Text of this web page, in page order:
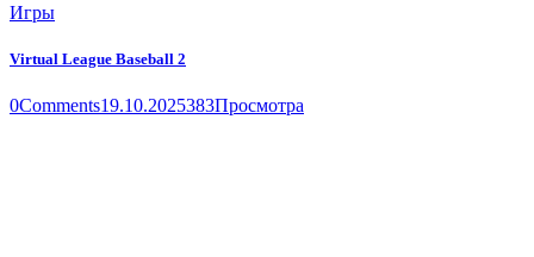
Игры
Virtual League Baseball 2
0Comments19.10.2025383Просмотра